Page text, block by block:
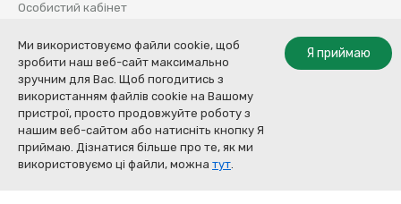
Купити
Особистий кабінет
Обрані товари
© Колор Систем ТОВ | Професійні рішення для кузовного ремонту |
2009-2020
Я приймаю
Ми використовуємо файли cookie, щоб
зробити наш веб-сайт максимально
зручним для Вас. Щоб погодитись з
використанням файлів cookie на Вашому
пристрої, просто продовжуйте роботу з
нашим веб-сайтом або натисніть кнопку Я
приймаю. Дізнатися більше про те, як ми
використовуємо ці файли, можна тут.